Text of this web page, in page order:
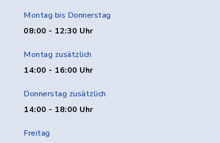
Montag bis Donnerstag
08:00 - 12:30 Uhr
Montag zusätzlich
14:00 - 16:00 Uhr
Donnerstag zusätzlich
14:00 - 18:00 Uhr
Freitag